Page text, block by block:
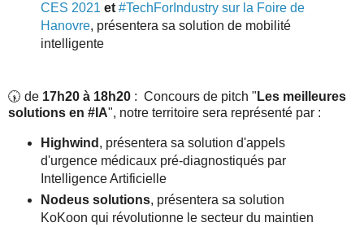
CES 2021 et #TechForIndustry sur la Foire de
Hanovre, présentera sa solution de mobilité
intelligente
🕠 de 17h20 à 18h20 : Concours de pitch " Les meilleures
solutions en #IA", notre territoire sera représenté par :
Highwind , présentera sa solution d'appels
d'urgence médicaux pré-diagnostiqués par
Intelligence Artificielle
Nodeus solutions, présentera sa solution
KoKoon qui révolutionne le secteur du maintien